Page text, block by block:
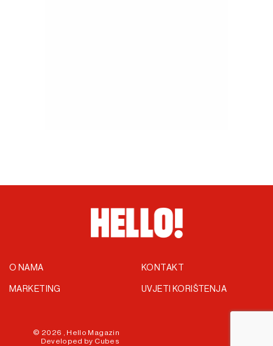
O NAMA
MARKETING
KONTAKT
UVJETI KORIŠTENJA
© 2026 , Hello Magazin
Developed by Cubes